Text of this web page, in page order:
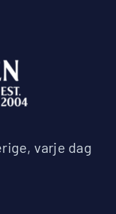
varje dag